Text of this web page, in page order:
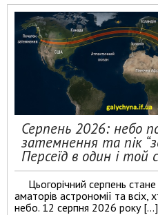
Серпень 2026: небо
затемнення та пік
Персеїд в один і той
Цьогорічний серпень
аматорів астрономії та всіх,
небо. 12 серпня 2026 року […]